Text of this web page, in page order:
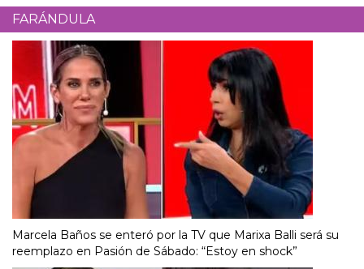
FARÁNDULA
Marcela Baños se enteró por la TV que Marixa Balli será su
reemplazo en Pasión de Sábado: “Estoy en shock”